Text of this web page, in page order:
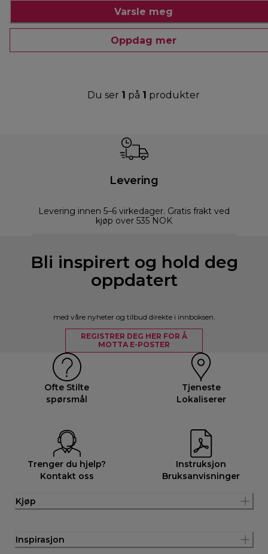
Varsle meg
Oppdag mer
Du ser 1 på 1 produkter
Levering
Levering innen 5–6 virkedager. Gratis frakt ved
kjøp over 535 NOK
Bli inspirert og hold deg
oppdatert
med våre nyheter og tilbud direkte i innboksen.
REGISTRER DEG HER FOR Å
MOTTA E-POSTER
Ofte Stilte
spørsmål
Tjeneste
Lokaliserer
Trenger du hjelp?
Kontakt oss
Instruksjon
Bruksanvisninger
Kjøp
Inspirasjon